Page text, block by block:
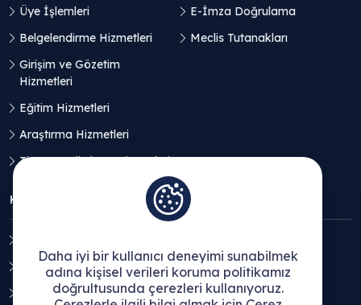
Üye İşlemleri
Belgelendirme Hizmetleri
Girişim ve Gözetim
Hizmetleri
Eğitim Hizmetleri
Araştırma Hizmetleri
Ticaret Geliştirme Hizmetleri
E-İmza Doğrulama
Meclis Tutanakları
KVKK
Açık Rıza Beyanı
Çerez Politikası
Daha iyi bir kullanıcı deneyimi sunabilmek
adına kişisel verileri koruma politikamız
doğrultusunda çerezleri kullanıyoruz.